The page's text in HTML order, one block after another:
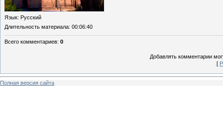
Язык: Русский
Длительность материала: 00:06:40
Всего комментариев: 0
Добавлять комментарии
[
Полная версия сайта